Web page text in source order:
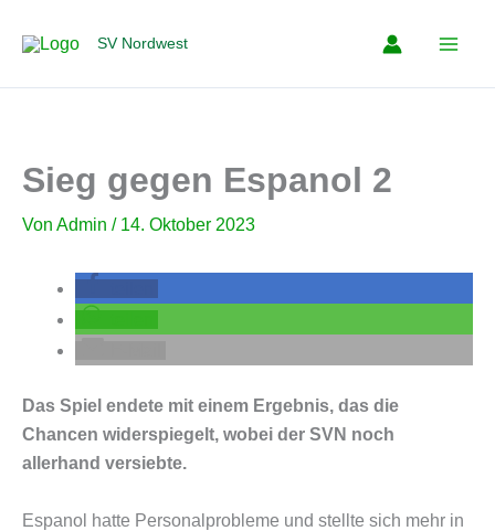
Inhalt
SV Nordwest
Sieg gegen Espanol 2
Von Admin / 14. Oktober 2023
Das Spiel endete mit einem Ergebnis, das die
Chancen widerspiegelt, wobei der SVN noch
allerhand versiebte.
Espanol hatte Personalprobleme und stellte sich mehr in